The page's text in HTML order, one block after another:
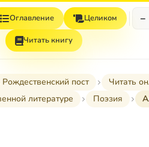
Оглавление Целиком −
Читать книгу
пост
Читать
литературе
Поэзия